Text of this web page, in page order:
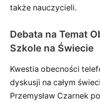
także nauczycieli.
Debata na Temat
Szkole na Świecie
Kwestia obecności
dyskusji na całym
Przemysław Czarnek